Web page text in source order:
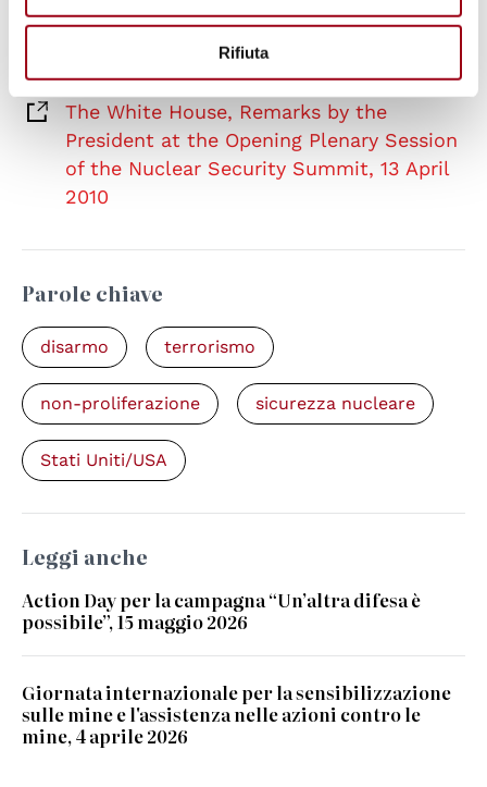
Rifiuta
of the Nuclear Security Summit, 13 April
The White House, Remarks by the
President at the Opening Plenary Session
of the Nuclear Security Summit, 13 April
2010
Parole chiave
disarmo terrorismo
non-proliferazione sicurezza nucleare
Stati Uniti/USA
Leggi anche
Action Day per la campagna “Un’altra difesa è
possibile”, 15 maggio 2026
Giornata internazionale per la sensibilizzazione
sulle mine e l'assistenza nelle azioni contro le
mine, 4 aprile 2026